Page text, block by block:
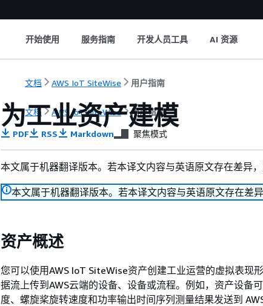
开始使用 服务指南 开发人员工具 AI 资源
文档 AWS IoT SiteWise 用户指南
文档 AWS IoT SiteWise 用户指南
为工业资产建模
PDF RSS Markdown 聚焦模式
本文属于机器翻译版本。若本译文内容与英语原文存在差异，
本文属于机器翻译版本。若本译文内容与英语原文存在差
资产概述
您可以使用AWS IoT SiteWise资产创建工业运营的虚拟表现形
据流上传到AWS云端的设备、设备或流程。例如，资产设备
度、螺旋桨旋转速度和功率输出时间序列测量结果发送到